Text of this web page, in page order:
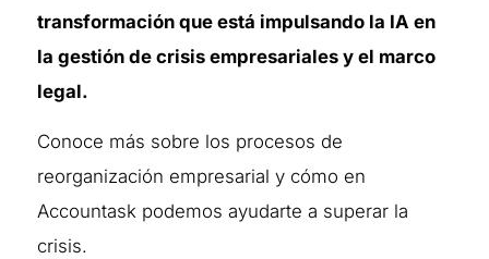
transformación que está impulsando la IA en
la gestión de crisis empresariales y el marco
legal.
Conoce más sobre los procesos de
reorganización empresarial y cómo en
Accountask podemos ayudarte a superar la
crisis.